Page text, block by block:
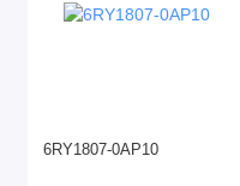
6RY1807-0AP10